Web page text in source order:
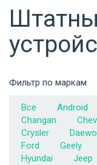
Фильтр по маркам
Все Android
Changan
Crysler
Ford
Geely
Hyundai
Jeep